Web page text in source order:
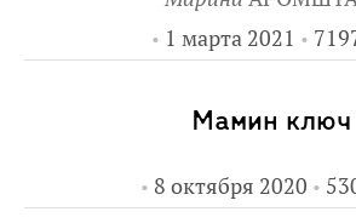
1 марта 2021
Мамин ключ
8 октября 2020